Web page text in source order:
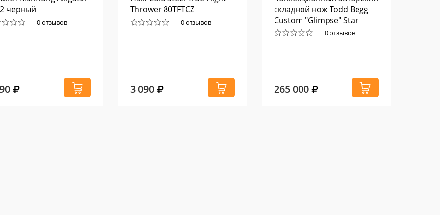
черный
0 отзывов
Thrower 80TFTCZ
0 отзывов
3 090
складной нож Todd Begg
Custom "Glimpse" Star
Strike карбон0 отзывов
265 000